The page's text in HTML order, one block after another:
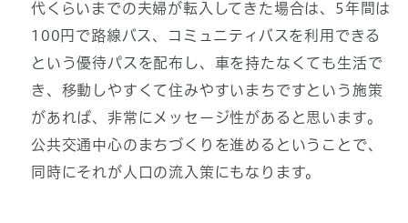
代くらいまでの夫婦が転入してきた場合は、5年間は
100円で路線バス、コミュニティバスを利用できる
という優待パスを配布し、車を持たなくても生活で
き、移動しやすくて住みやすいまちですという施策
があれば、非常にメッセージ性があると思います。
公共交通中心のまちづくりを進めるということで、
同時にそれが人口の流入策にもなります。